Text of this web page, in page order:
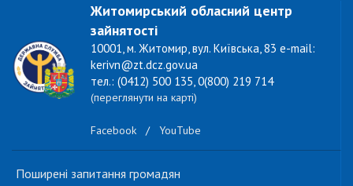
Житомирський обласний центр
зайнятості
10001, м. Житомир, вул. Київська, 83 e-mail:
kerivn@zt.dcz.gov.ua
тел.: (0412) 500 135, 0(800) 219 714
(переглянути на карті)
Facebook / YouTube
Поширені запитання громадян